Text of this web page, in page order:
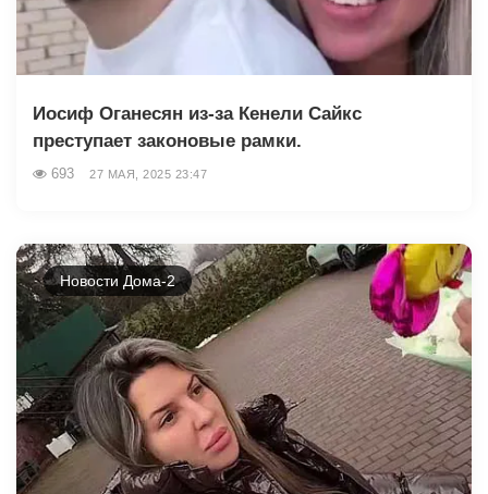
Иосиф Оганесян из-за Кенели Сайкс
преступает законовые рамки.
693 27 МАЯ, 2025 23:47
Новости Дома-2